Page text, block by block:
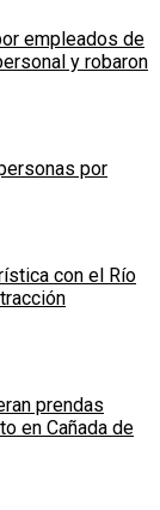
empleados de
y robaron
por
con el Río
prendas
en Cañada de